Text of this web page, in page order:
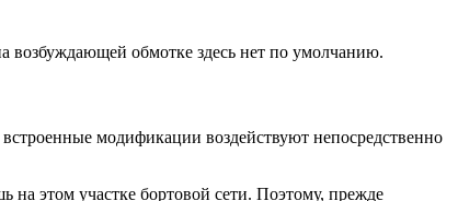
возбуждающей обмотке здесь нет по умолчанию.
модификации воздействуют непосредственно
на этом участке бортовой сети. Поэтому, прежде